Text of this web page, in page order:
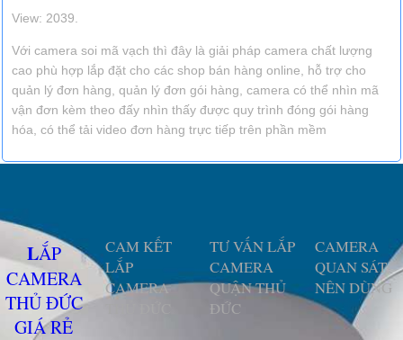
View: 2039.
Với camera soi mã vạch thì đây là giải pháp camera chất lượng
cao phù hợp lắp đặt cho các shop bán hàng online, hỗ trợ cho
quản lý đơn hàng, quản lý đơn gói hàng, camera có thể nhìn mã
vận đơn kèm theo đấy nhìn thấy được quy trình đóng gói hàng
hóa, có thể tải video đơn hàng trực tiếp trên phần mềm
LẮP
CAMERA
THỦ ĐỨC
GIÁ RẺ
CAM KẾT
LẮP
CAMERA
TƯ VẤN LẮP
CAMERA
QUẬN THỦ
ĐỨC
CAMERA
QUAN SÁT
NÊN DÙNG